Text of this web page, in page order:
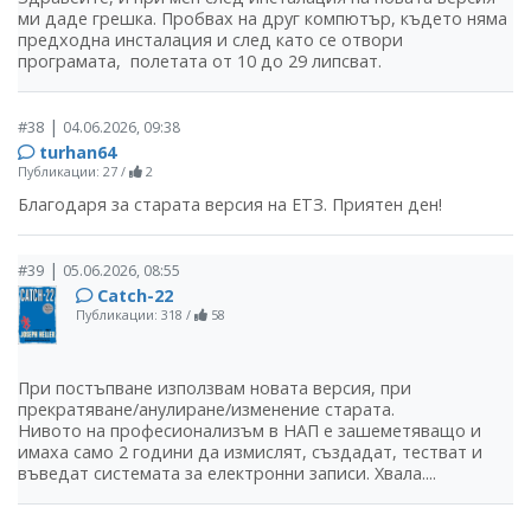
ми даде грешка. Пробвах на друг компютър, където няма
предходна инсталация и след като се отвори
програмата, полетата от 10 до 29 липсват.
#38 | 04.06.2026, 09:38
turhan64
Публикации: 27 / 2
Благодаря за старата версия на ЕТЗ. Приятен ден!
#39 | 05.06.2026, 08:55
Catch-22
Публикации: 318 / 58
При постъпване използвам новата версия, при
прекратяване/анулиране/изменение старата.
Нивото на професионализъм в НАП е зашеметяващо и
имаха само 2 години да измислят, създадат, тестват и
въведат системата за електронни записи. Хвала....